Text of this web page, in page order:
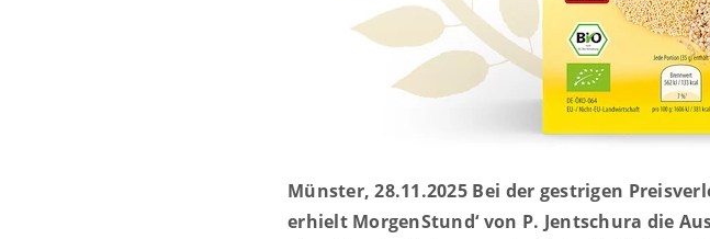
Münster, 28.11.2025 Bei der gestrigen
erhielt MorgenStund‘ von P. Jentschura die